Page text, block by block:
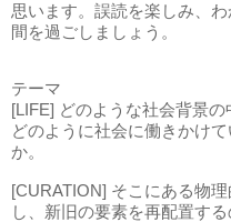
思います。誤読を楽しみ、
間を過ごしましょう。
テーマ
[LIFE] どのような社会背景
どのように社会に働きかけ
か。
[CURATION] そこにある物
し、新旧の要素を再配置する